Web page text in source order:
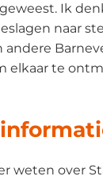
Ik
naar
andere
elkaar te
weten over